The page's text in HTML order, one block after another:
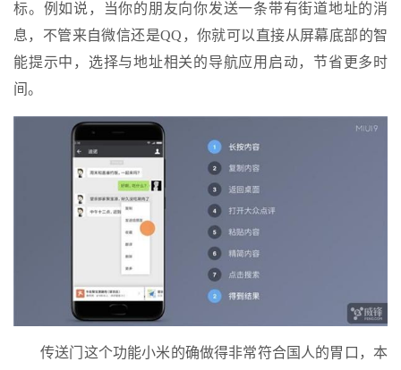
标。例如说，当你的朋友向你发送一条带有街道地址的消
息，不管来自微信还是QQ，你就可以直接从屏幕底部的智
能提示中，选择与地址相关的导航应用启动，节省更多时
间。
传送门这个功能小米的确做得非常符合国人的胃口，本